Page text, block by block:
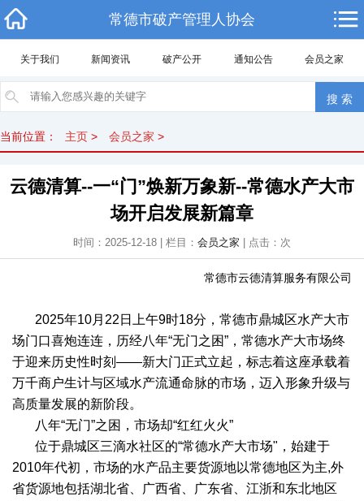
常德市破产管理人协会
关于我们 新闻资讯 破产公开 通知公告 会员之家
当前位置： 主页 > 会员之家 >
云德清算--一“门”焕新万象新--常德水产大市
场开启发展新篇章
时间：2025-12-18 | 栏目： 会员之家 | 点击： 次
常德市云德清算服务有限公司
2025年10月22日上午9时18分，常德市鼎城区水产大市
场门口喜炮连连，历经八年“无门之困”，常德水产大市场终
于迎来历史性时刻——新大门正式立起，标志着这座承载着
万千商户生计与区域水产流通命脉的市场，迈入形象升级与
高质量发展的新阶段。
八年“无门”之困，市场却“红红火火”
位于鼎城区三滴水社区的“常德水产大市场"，始建于
2010年代初，市场的水产品主要货源地以常德地区为主,外
省货源地包括湖北省、广西省、广东省、江浙和东北地区